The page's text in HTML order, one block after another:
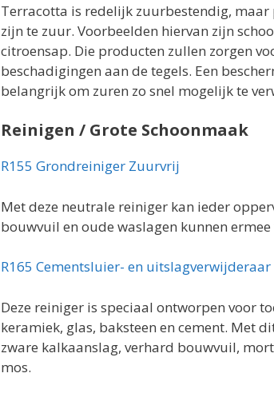
Terracotta is redelijk zuurbestendig,
zijn te zuur. Voorbeelden hiervan zijn
citroensap. Die producten zullen zorgen
beschadigingen aan de tegels. Een
belangrijk om zuren zo snel mogelijk te
Reinigen / Grote Schoonmaak
R155 Grondreiniger Zuurvrij
Met deze neutrale reiniger kan ieder
bouwvuil en oude waslagen kunnen
R165 Cementsluier- en uitslagverwijderaar
Deze reiniger is speciaal ontworpen voor
keramiek, glas, baksteen en cement. Met
zware kalkaanslag, verhard bouwvuil,
mos.